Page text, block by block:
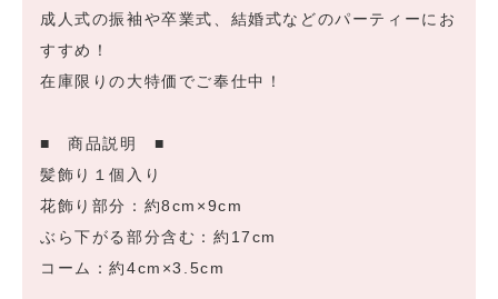
成人式の振袖や卒業式、結婚式などのパーティーにお
すすめ！
在庫限りの大特価でご奉仕中！
■ 商品説明 ■
髪飾り１個入り
花飾り部分：約8cm×9cm
ぶら下がる部分含む：約17cm
コーム：約4cm×3.5cm